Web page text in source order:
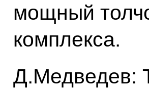
мощный
комплекса.
Д.Медведев: